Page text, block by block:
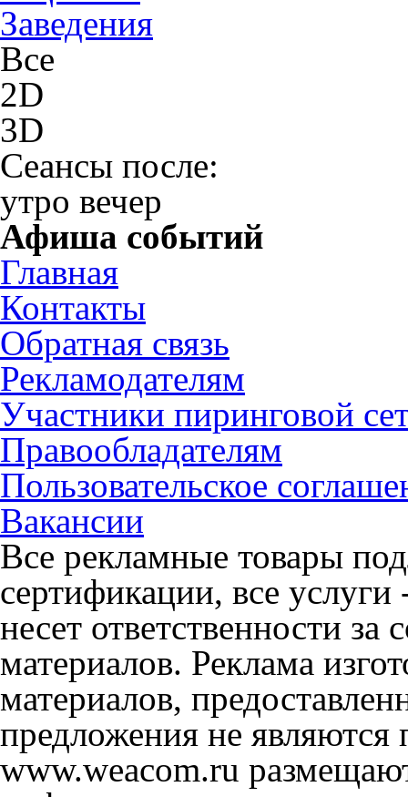
Заведения
Все
2D
3D
Сеансы после:
утро вечер
Афиша событий
Главная
Контакты
Обратная связь
Рекламодателям
Участники пиринговой
Правообладателям
Пользовательское
Вакансии
Все рекламные товары
сертификации, все
несет ответственности
материалов. Реклама
материалов,
предложения не
www.weacom.ru